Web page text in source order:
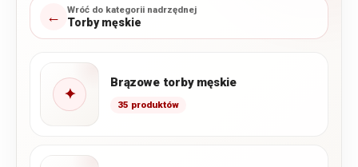
← Wróć do kategorii nadrzędnej
Torby męskie
✦
Brązowe torby męskie
35 produktów